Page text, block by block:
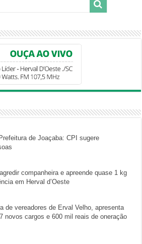
de Joaçaba: CPI sugere
companheira e apreende quase 1 kg
em Herval d’Oeste
de vereadores de Erval Velho, apresenta
novos cargos e 600 mil reais de oneração